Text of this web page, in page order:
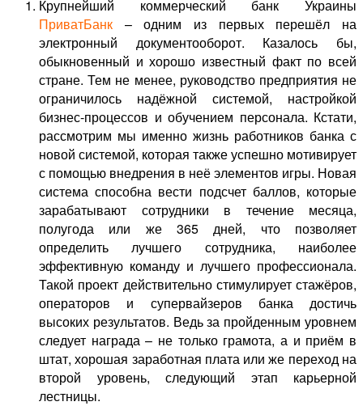
Крупнейший коммерческий банк Украины
ПриватБанк – одним из первых перешёл на
электронный документооборот. Казалось бы,
обыкновенный и хорошо известный факт по всей
стране. Тем не менее, руководство предприятия не
ограничилось надёжной системой, настройкой
бизнес-процессов и обучением персонала. Кстати,
рассмотрим мы именно жизнь работников банка с
новой системой, которая также успешно мотивирует
с помощью внедрения в неё элементов игры. Новая
система способна вести подсчет баллов, которые
зарабатывают сотрудники в течение месяца,
полугода или же 365 дней, что позволяет
определить лучшего сотрудника, наиболее
эффективную команду и лучшего профессионала.
Такой проект действительно стимулирует стажёров,
операторов и супервайзеров банка достичь
высоких результатов. Ведь за пройденным уровнем
следует награда – не только грамота, а и приём в
штат, хорошая заработная плата или же переход на
второй уровень, следующий этап карьерной
лестницы.